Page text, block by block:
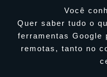
Você
Quer saber tudo o
ferramentas Google
remotas, tanto no